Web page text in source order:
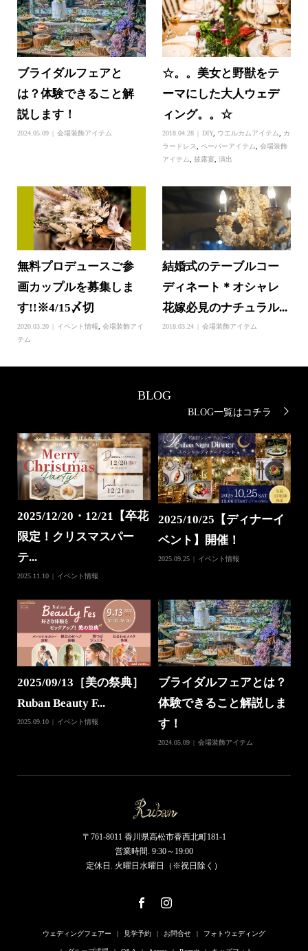
ブライダルフェアと
は？体験できること解
説します！
2024.05.09 会場装飾アイテム
☆。。美女と野獣をテ
ーマにした大人ウェデ
ィング。。☆
2018.04.28 DIY, ウエルカムアイテム
カ
ラードレス
,ペーパーアイテム ,会場装飾
アイテム
,披露宴 ,演出
無料プロデュースご参
画カップルを募集しま
す!!※4/15〆切
2020.03.20 イベント情報
会場装飾アイ
テム
結婚式のテーブルコー
ディネート＊オシャレ
花嫁必見のナチュラル...
2018.03.24 会場装飾アイテム
BLOG
BLOG一覧はコチラ
2025/12/20・12/21【卒花
限定！クリスマスパー
テ...
2025.11.10 イベント情報
2025/10/25【ディナーイ
ベント】開催！
2025.09.25 イベント情報
2025/09/13［美の祭典］
Ruban Beauty F...
2025.09.10 イベント情報
ブライダルフェアとは？
体験できること解説しま
す！
2024.05.09 会場装飾アイテム
〒761-8011 香川県高松市香西北町181-1
営業時間. 9:30～19:00
定休日. 火曜日水曜日（※祝日除く）
ウェディングフェアー 見学予約 お問合せ フォトウェディング